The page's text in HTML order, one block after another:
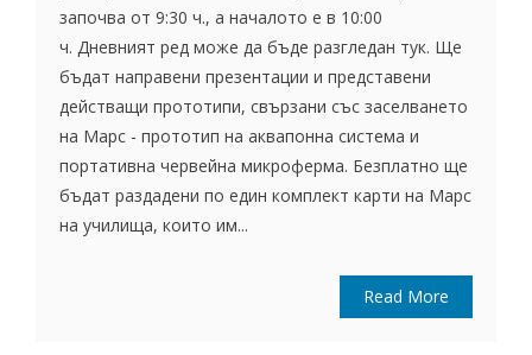
започва от 9:30 ч., а началото е в 10:00
ч. Дневният ред може да бъде разгледан тук. Ще
бъдат направени презентации и представени
действащи прототипи, свързани със заселването
на Марс - прототип на аквапонна система и
портативна червейна микроферма. Безплатно ще
бъдат раздадени по един комплект карти на Марс
на училища, които им...
Read More